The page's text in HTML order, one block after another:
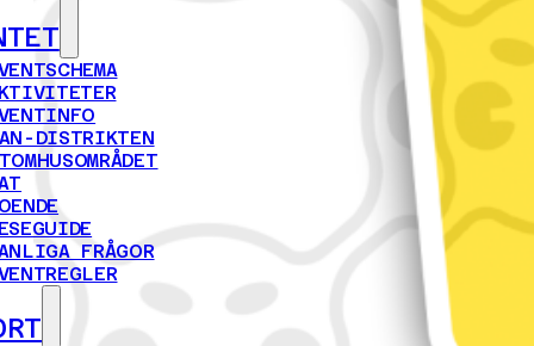
DISTRIKTEN
FRÅGOR